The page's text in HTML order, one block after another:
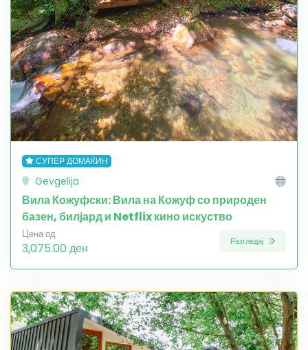
СУПЕР ДОМАЌИН
Gevgelija
Вила Кожуфски: Вила на Кожуф со природен
базен, билјард и Netflix кино искуство
Цена од
3,075.00 ден Разгледај